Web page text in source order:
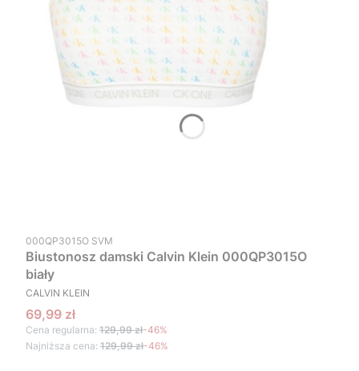
Kod produktu
000QP3015O SVM
Biustonosz damski Calvin Klein 000QP3015O
biały
PRODUCENT
CALVIN KLEIN
Cena promocyjna
69,99 zł
Cena regularna: 129,99 zł-46%
Najniższa cena: 129,99 zł-46%